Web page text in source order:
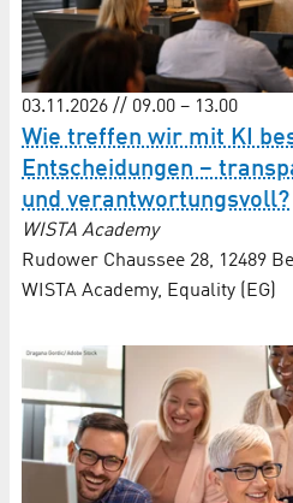
03.11.2026 // 09.00 – 13.00
Wie treffen wir mit KI
Entscheidungen –
und verantwortungsvoll?
WISTA Academy
Rudower Chaussee 28, 12489
WISTA Academy, Equality (EG)